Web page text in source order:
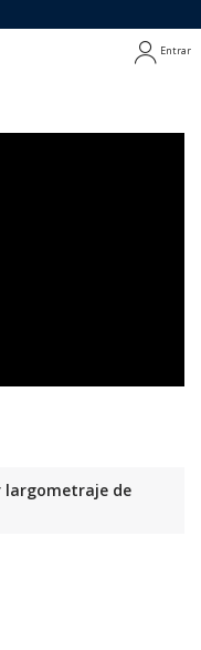
Entrar
largometraje de